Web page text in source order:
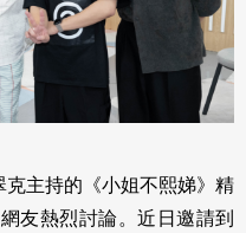
主持的《小姐不熙娣》精
友熱烈討論。近日邀請到